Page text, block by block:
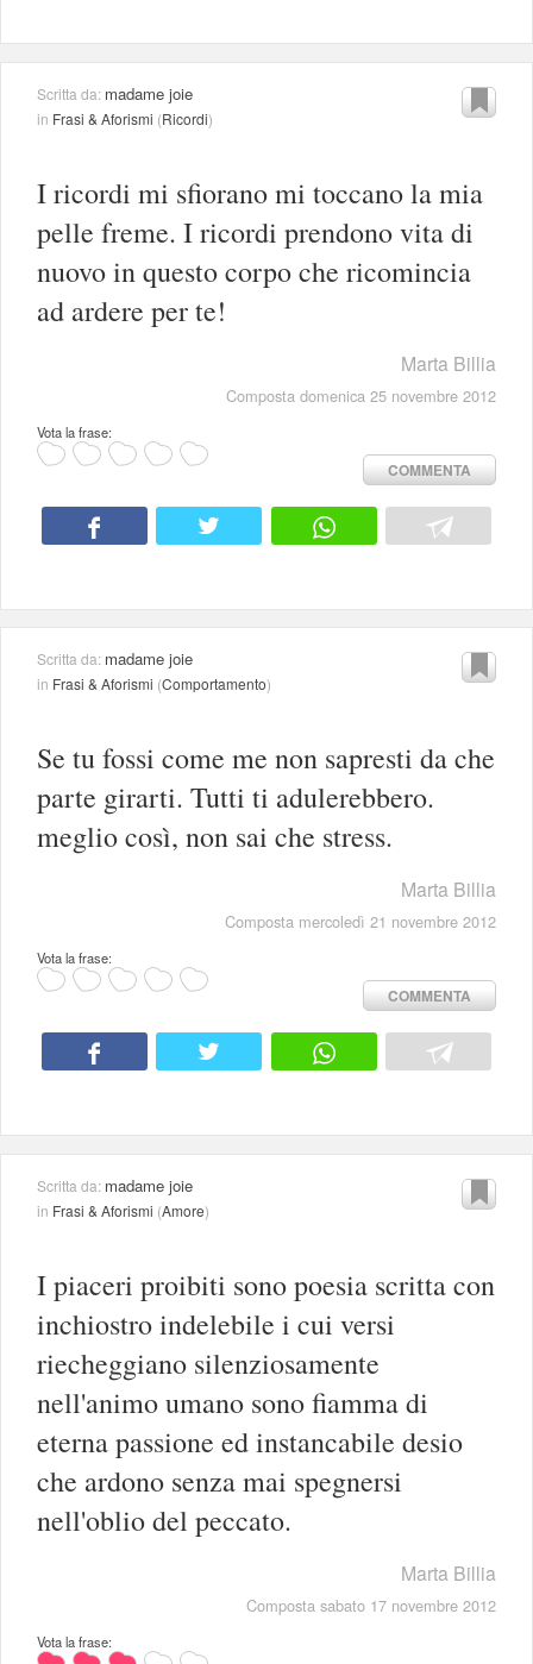
Scritta da: madame joie
in Frasi & Aforismi (Ricordi)
I ricordi mi sfiorano mi toccano la mia
pelle freme. I ricordi prendono vita di
nuovo in questo corpo che ricomincia
ad ardere per te!
Marta Billia
Composta domenica 25 novembre 2012
Vota la frase:
COMMENTA
Scritta da: madame joie
in Frasi & Aforismi (Comportamento)
Se tu fossi come me non sapresti da che
parte girarti. Tutti ti adulerebbero.
meglio così, non sai che stress.
Marta Billia
Composta mercoledì 21 novembre 2012
Vota la frase:
COMMENTA
Scritta da: madame joie
in Frasi & Aforismi (Amore)
I piaceri proibiti sono poesia scritta con
inchiostro indelebile i cui versi
riecheggiano silenziosamente
nell'animo umano sono fiamma di
eterna passione ed instancabile desio
che ardono senza mai spegnersi
nell'oblio del peccato.
Marta Billia
Composta sabato 17 novembre 2012
Vota la frase: